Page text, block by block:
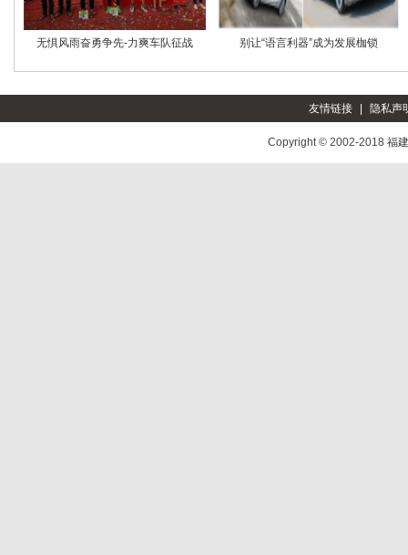
无惧风雨奋勇争先-力爽车队征战 别让“语言利器”成为发展枷锁
友情链接 隐私声
Copyright © 2002-2018福